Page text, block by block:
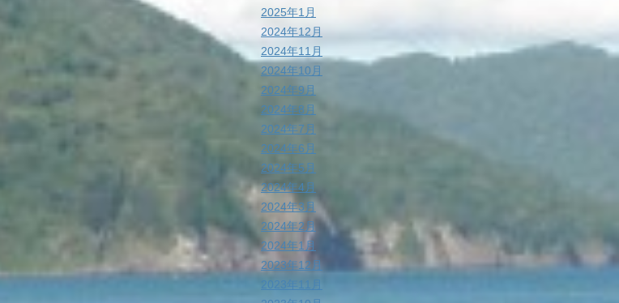
2025年1月
2024年12月
2024年11月
2024年10月
2024年9月
2024年8月
2024年7月
2024年6月
2024年5月
2024年4月
2024年3月
2024年2月
2024年1月
2023年12月
2023年11月